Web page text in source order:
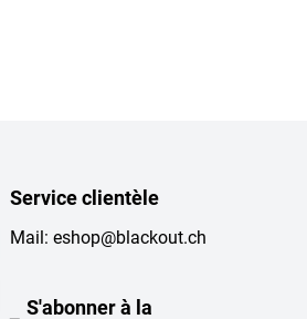
Service clientèle
Mail: eshop@blackout.ch
S'abonner à la